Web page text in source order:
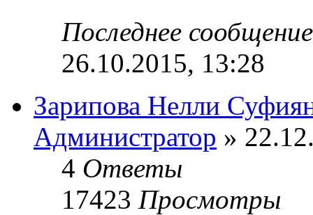
Последнее
26.10.2015, 13:28
Зарипова Нелли
Администратор »
4 Ответы
17423 Просмотры